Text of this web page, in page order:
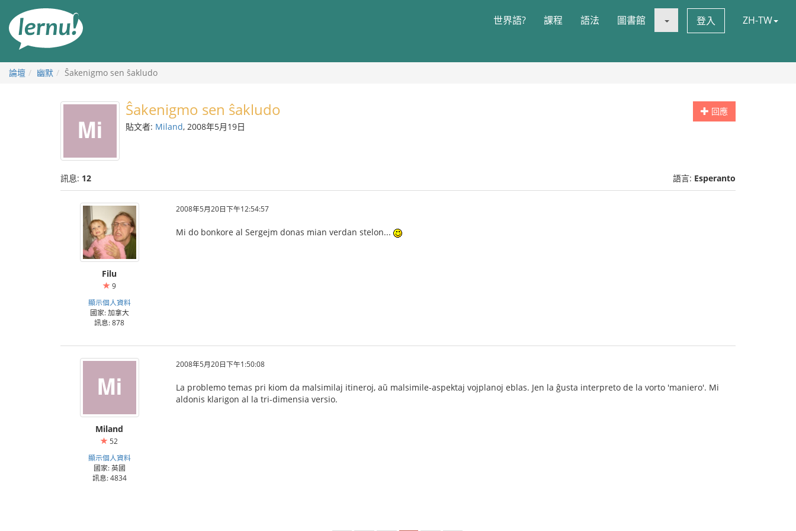
世界語? 課程 語法 圖書館 登入 ZH-TW
論壇 幽默 Ŝakenigmo sen ŝakludo
回應
Ŝakenigmo sen ŝakludo
貼文者: Miland, 2008年5月19日
訊息: 12 語言: Esperanto
Filu
9
顯示個人資料
國家: 加拿大
訊息: 878
2008年5月20日下午12:54:57
Mi do bonkore al Sergejm donas mian verdan stelon...
Miland
52
顯示個人資料
國家: 英國
訊息: 4834
2008年5月20日下午1:50:08
La problemo temas pri kiom da malsimilaj itineroj, aŭ malsimile-aspektaj vojplanoj eblas. Jen la ĝusta interpreto de la vorto 'maniero'. Mi
aldonis klarigon al la tri-dimensia versio.